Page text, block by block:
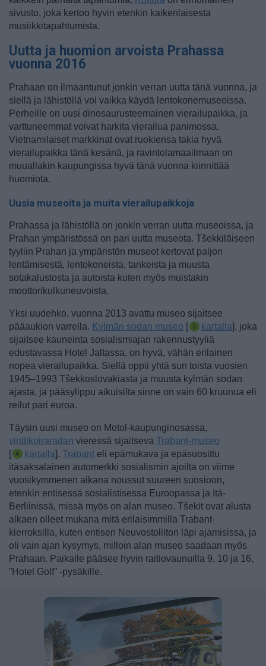
sivusto, joka kertoo hyvin etenkin kaikenlaisesta
musiikkitapahtumista.
Uutta ja huomion arvoista Prahassa
vuonna 2016
Prahaan on ilmaantunut jonkin verran uutta tänä vuonna, ja
siellä ja lähistöllä voi vaikka käydä lentokonemuseoissa.
Perheille on uusi dinosaurusteemainen vierailupaikka, ja
varttuneemmat voivat harkita vierailua panimossa.
Vietnamilaiset markkinat ovat ruokiensa takia hyvä
vierailupaikka tänä kesänä, ja ravintolamaailmaan on
muuallakin kaupungissa hyvä tänä vuonna kiinnittää
huomiota.
Uusia museoita ja muita vierailupaikkoja
Prahassa ja lähistöllä on jonkin verran uutta museoissa, ja
Prahan ympäristössä on pari uutta museota. Tšekkiläiseen
tyyliin Prahan ja ympäristön museot kertovat paljon
lentämisestä, lentokoneista, tankeista ja muusta
sotakalustosta ja autoista kuten myös muistakin
moottorikulkuneuvoista.
Yksi uudehko, vuonna 2013 avattu museo sijaitsee
pääaukion varrella. Kylmän sodan museo [ kartalla], joka
sijaitsee kauneinta sosialismiajan rakennustyyliä
edustavassa Hotel Jaltassa, on hyvä, vähän erilainen
nopea vierailupaikka. Siellä oppii yhtä sun toista vuosien
1945–1993 Tšekkoslovakiasta ja muusta kylmän sodan
ajasta, ja pääsylippu aikuisilta sinne on vain 60 kruunua eli
reilut pari euroa.
Täysin uusi museo on Motol-kaupunginosassa,
vinttikoiraradan vieressä sijaitseva Trabant-museo
[
kartalla]. Trabant eli epämukava ja epäsuosittu
itäsaksalainen automerkki sosialismin ajoilta on viime
vuosikymmenen aikana noussut suureen suosioon,
etenkin entisessä sosialistisessa Euroopassa ja Itä-
Berliinissä, missä myös on alan museo. Tšekit ovat alusta
alkaen olleet mukana mitä erilaisimmilla Trabant-
kierroksilla, kuten entisen Neuvostoliiton läpi ajamisissa, ja
oli vain ajan kysymys, milloin alan museo saadaan myös
Prahaan. Paikalle pääsee hyvin raitiovaunuilla 9, 10 ja 16,
”Hotel Golf” -pysäkille.